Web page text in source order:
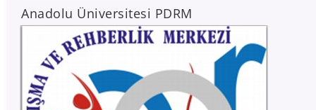
Anadolu Üniversitesi PDRM